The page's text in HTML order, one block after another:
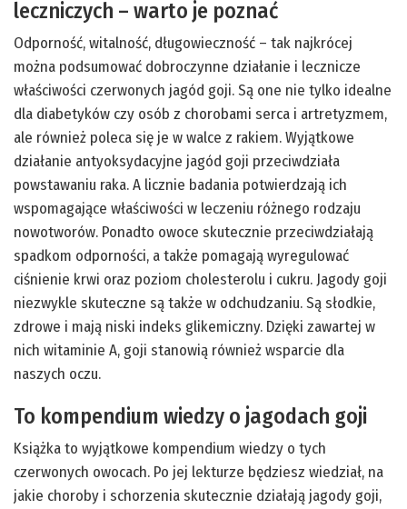
leczniczych – warto je poznać
Odporność, witalność, długowieczność – tak najkrócej
można podsumować dobroczynne działanie i lecznicze
właściwości czerwonych jagód goji. Są one nie tylko idealne
dla diabetyków czy osób z chorobami serca i artretyzmem,
ale również poleca się je w walce z rakiem. Wyjątkowe
działanie antyoksydacyjne jagód goji przeciwdziała
powstawaniu raka. A licznie badania potwierdzają ich
wspomagające właściwości w leczeniu różnego rodzaju
nowotworów. Ponadto owoce skutecznie przeciwdziałają
spadkom odporności, a także pomagają wyregulować
ciśnienie krwi oraz poziom cholesterolu i cukru. Jagody goji
niezwykle skuteczne są także w odchudzaniu. Są słodkie,
zdrowe i mają niski indeks glikemiczny. Dzięki zawartej w
nich witaminie A, goji stanowią również wsparcie dla
naszych oczu.
To kompendium wiedzy o jagodach goji
Książka to wyjątkowe kompendium wiedzy o tych
czerwonych owocach. Po jej lekturze będziesz wiedział, na
jakie choroby i schorzenia skutecznie działają jagody goji,